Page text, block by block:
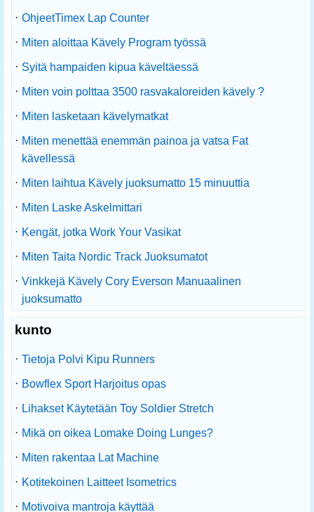
· OhjeetTimex Lap Counter
· Miten aloittaa Kävely Program työssä
· Syitä hampaiden kipua käveltäessä
· Miten voin polttaa 3500 rasvakaloreiden kävely ?
· Miten lasketaan kävelymatkat
· Miten menettää enemmän painoa ja vatsa Fat
kävellessä
· Miten laihtua Kävely juoksumatto 15 minuuttia
· Miten Laske Askelmittari
· Kengät, jotka Work Your Vasikat
· Miten Taita Nordic Track Juoksumatot
· Vinkkejä Kävely Cory Everson Manuaalinen
juoksumatto
kunto
· Tietoja Polvi Kipu Runners
· Bowflex Sport Harjoitus opas
· Lihakset Käytetään Toy Soldier Stretch
· Mikä on oikea Lomake Doing Lunges?
· Miten rakentaa Lat Machine
· Kotitekoinen Laitteet Isometrics
· Motivoiva mantroja käyttää